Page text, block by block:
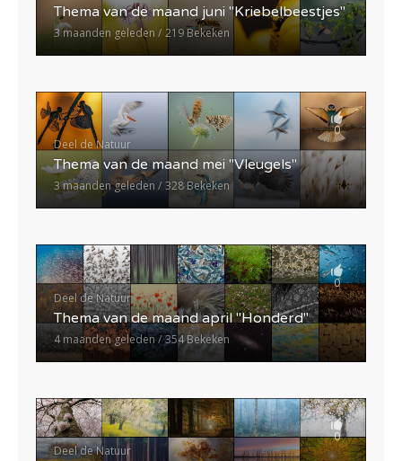
Thema van de maand juni "Kriebelbeestjes"
3 maanden geleden 219 Bekeken
0
Deel de Natuur
Thema van de maand mei "Vleugels"
3 maanden geleden 328 Bekeken
0
Deel de Natuur
Thema van de maand april "Honderd"
4 maanden geleden 354 Bekeken
0
Deel de Natuur